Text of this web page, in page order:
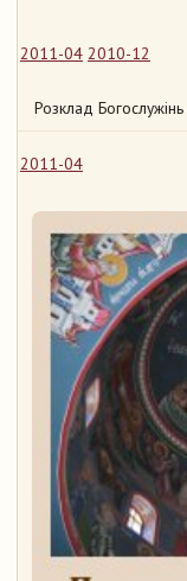
2011-04 2010-12
Розклад Богослужінь
2011-04